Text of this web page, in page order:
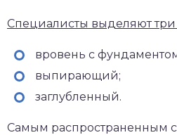
Специалисты выделяют три
вровень с
выпирающий;
заглубленный.
Самым распространенным